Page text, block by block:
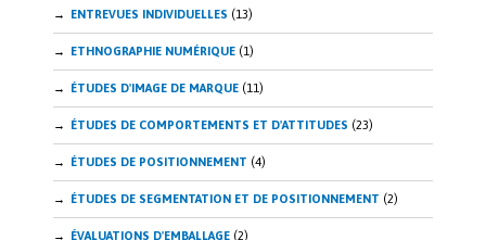
ENTREVUES INDIVIDUELLES (13)
ETHNOGRAPHIE NUMÉRIQUE (1)
ÉTUDES D'IMAGE DE MARQUE (11)
ÉTUDES DE COMPORTEMENTS ET D'ATTITUDES (23)
ÉTUDES DE POSITIONNEMENT (4)
ÉTUDES DE SEGMENTATION ET DE POSITIONNEMENT (2)
ÉVALUATIONS D'EMBALLAGE (2)